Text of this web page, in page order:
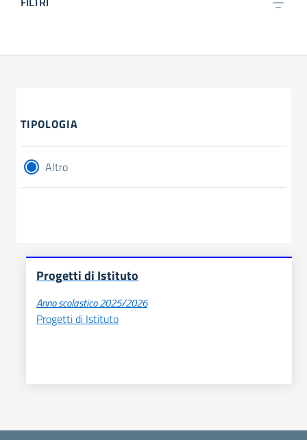
TIPOLOGIA
Altro
Progetti di Istituto
Anno scolastico 2025/2026
Progetti di Istituto